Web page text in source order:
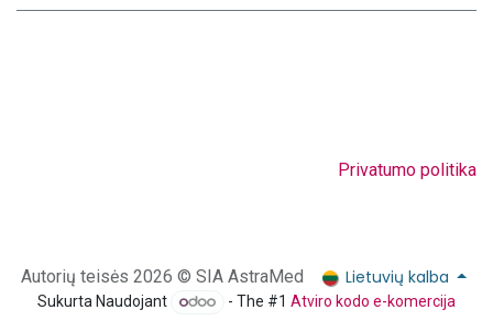
Privatumo politika
Autorių teisės 2026 © SIA AstraMed Lietuvių kalba
Sukurta Naudojant - The #1 Atviro kodo e-komercija